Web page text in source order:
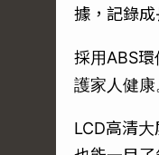
據，記錄成
採用ABS
護家人健康
LCD高清